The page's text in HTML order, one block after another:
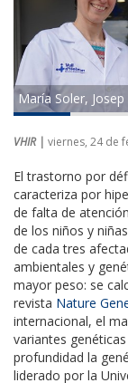
María Soler,
VHIR | viernes, 24 de
El trastorno por
caracteriza por
de falta de
de los niños y
de cada tres
ambientales y
mayor peso: se
revista Nature
internacional, el
variantes
profundidad la
liderado por la